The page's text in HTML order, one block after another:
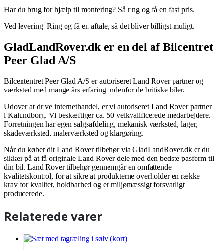
Har du brug for hjælp til montering? Så ring og få en fast pris.
Ved levering: Ring og få en aftale, så det bliver billigst muligt.
GladLandRover.dk er en del af Bilcentret
Peer Glad A/S
Bilcententret Peer Glad A/S er autoriseret Land Rover partner og
værksted med mange års erfaring indenfor de britiske biler.
Udover at drive internethandel, er vi autoriseret Land Rover partner
i Kalundborg. Vi beskæftiger ca. 50 velkvalificerede medarbejdere.
Forretningen har egen salgsafdeling, mekanisk værksted, lager,
skadeværksted, malerværksted og klargøring.
Når du køber dit Land Rover tilbehør via GladLandRover.dk er du
sikker på at få originale Land Rover dele med den bedste pasform til
din bil. Land Rover tilbehør gennemgår en omfattende
kvalitetskontrol, for at sikre at produkterne overholder en række
krav for kvalitet, holdbarhed og er miljømæssigt forsvarligt
producerede.
Relaterede varer